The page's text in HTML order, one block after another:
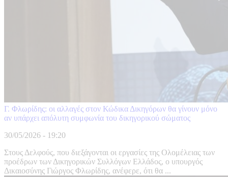
Γ. Φλωρίδης: οι αλλαγές στον Κώδικα Δικηγόρων θα γίνουν μόνο
αν υπάρχει απόλυτη συμφωνία του δικηγορικού σώματος
30/05/2026 - 19:20
Στους Δελφούς, που διεξάγονται οι εργασίες της Ολομέλειας των
προέδρων των Δικηγορικών Συλλόγων Ελλάδος, ο υπουργός
Δικαιοσύνης Γιώργος Φλωρίδης, ανέφερε, ότι θα ...